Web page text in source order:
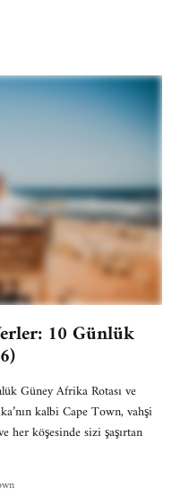
10 Günlük
Güney Afrika Rotası ve
kalbi Cape Town, vahşi
her köşesinde sizi şaşırtan